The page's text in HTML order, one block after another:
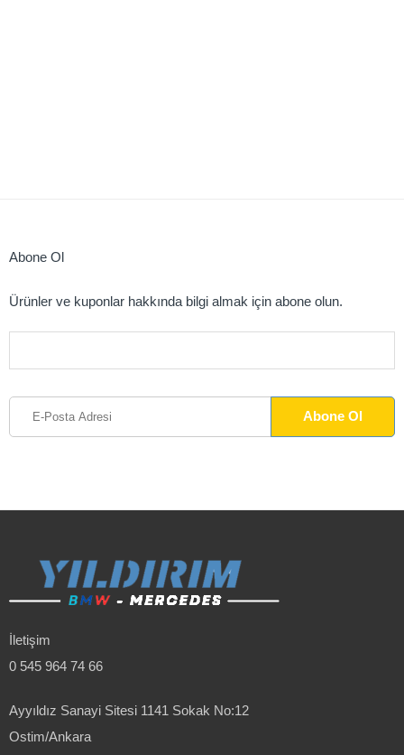
Abone Ol
Ürünler ve kuponlar hakkında bilgi almak için abone olun.
İletişim
0 545 964 74 66
Ayyıldız Sanayi Sitesi 1141 Sokak No:12
Ostim/Ankara